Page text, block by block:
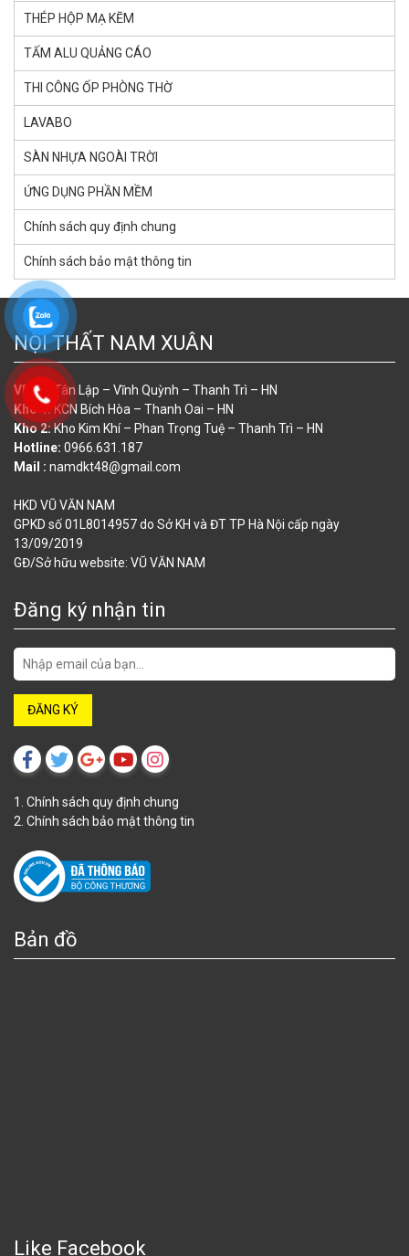
THÉP HỘP MẠ KẼM
TẤM ALU QUẢNG CÁO
THI CÔNG ỐP PHÒNG THỜ
LAVABO
SÀN NHỰA NGOÀI TRỜI
ỨNG DỤNG PHẦN MỀM
Chính sách quy định chung
Chính sách bảo mật thông tin
NỘI THẤT NAM XUÂN
VP : 03 Tân Lập – Vĩnh Quỳnh – Thanh Trì – HN
Kho 1:KCN Bích Hòa – Thanh Oai – HN
Kho 2:Kho Kim Khí – Phan Trọng Tuệ – Thanh Trì – HN
Hotline: 0966.631.187
Mail : namdkt48@gmail.com
HKD VŨ VĂN NAM
GPKD số 01L8014957 do Sở KH và ĐT TP Hà Nội cấp ngày
13/09/2019
GĐ/Sở hữu website: VŨ VĂN NAM
Đăng ký nhận tin
1. Chính sách quy định chung
2. Chính sách bảo mật thông tin
Bản đồ
Like Facebook